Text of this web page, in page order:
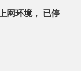
网环境， 已停